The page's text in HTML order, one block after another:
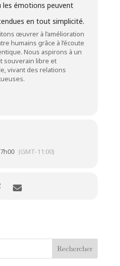
les émotions peuvent
en tout simplicité.
œuvrer à l’amélioration
humains grâce à l’écoute
Nous aspirons à un
souverain libre et
vivant des relations
(GMT-11:00)